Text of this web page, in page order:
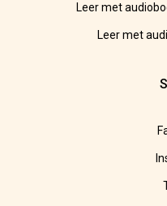
Leer met
Leer met